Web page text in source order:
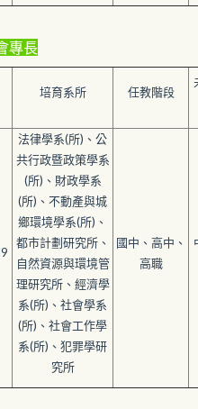
專長
培育系所 任教階段
法律學系(所)、公
共行政暨政策學系
(所)、財政學系
(所)、不動產與城
鄉環境學系(所)、
都市計劃研究所、
自然資源與環境管
理研究所、經濟學
系(所)、社會學系
(所)、社會工作學
系(所)、犯罪學研
究所
國中、高中、
高職